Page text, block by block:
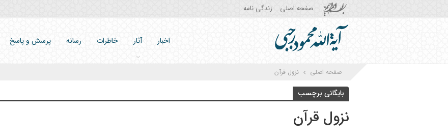
صفحه اصلی زندگی نامه
اخبار آثار خاطرات رسانه پرسش و پاسخ
صفحه اصلی نزول قرآن
بایگانی برچسب
نزول قرآن